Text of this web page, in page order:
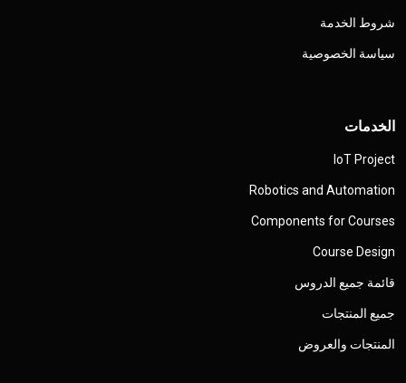
شروط الخدمة
سياسة الخصوصية
الخدمات
IoT Project
Robotics and Automation
Components for Courses
Course Design
قائمة جميع الدروس
جميع المنتجات
المنتجات والعروض